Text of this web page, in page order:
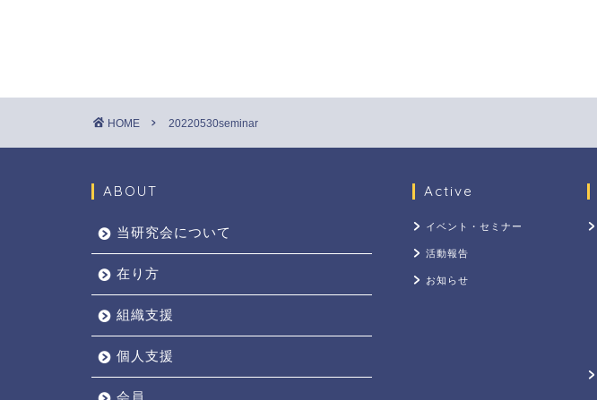
HOME 20220530seminar
ABOUT
当研究会について
在り方
組織支援
個人支援
会員
Active
イベント・セミナー
活動報告
お知らせ